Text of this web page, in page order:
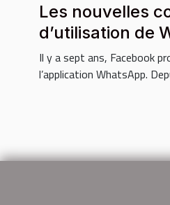
Les nouvelles
d’utilisation de
initiées par
provoquent la
Il y a sept ans, Facebook
l’application WhatsApp.